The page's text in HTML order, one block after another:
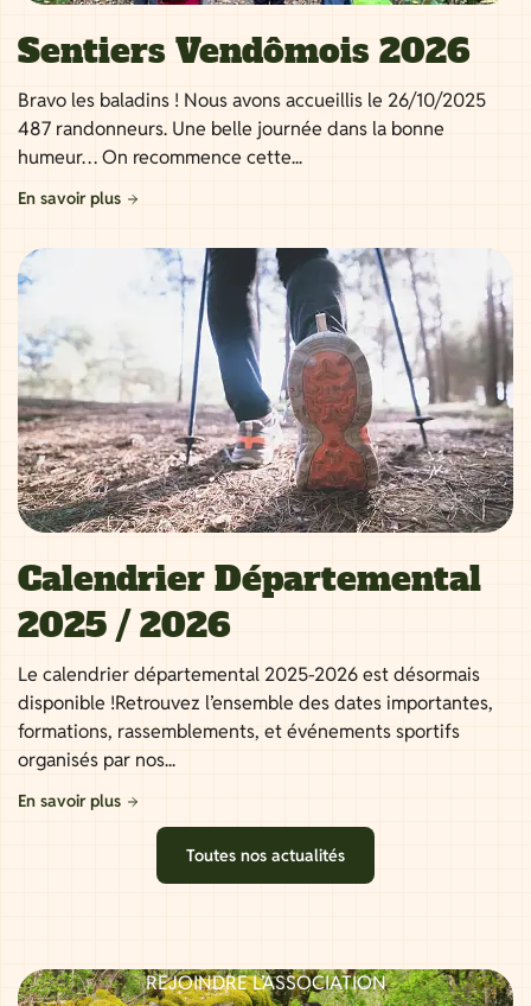
Sentiers Vendômois 2026
Bravo les baladins ! Nous avons accueillis le 26/10/2025
487 randonneurs. Une belle journée dans la bonne
humeur… On recommence cette...
En savoir plus
Calendrier Départemental
2025 / 2026
Le calendrier départemental 2025-2026 est désormais
disponible !Retrouvez l’ensemble des dates importantes,
formations, rassemblements, et événements sportifs
organisés par nos...
En savoir plus
Toutes nos actualités
REJOINDRE L’ASSOCIATION